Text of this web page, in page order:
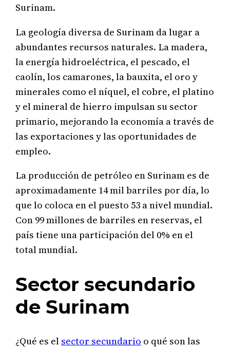
Surinam.
La geología diversa de Surinam da lugar a
abundantes recursos naturales. La madera,
la energía hidroeléctrica, el pescado, el
caolín, los camarones, la bauxita, el oro y
minerales como el níquel, el cobre, el platino
y el mineral de hierro impulsan su sector
primario, mejorando la economía a través de
las exportaciones y las oportunidades de
empleo.
La producción de petróleo en Surinam es de
aproximadamente 14 mil barriles por día, lo
que lo coloca en el puesto 53 a nivel mundial.
Con 99 millones de barriles en reservas, el
país tiene una participación del 0% en el
total mundial.
Sector secundario
de Surinam
¿Qué es el sector secundario o qué son las